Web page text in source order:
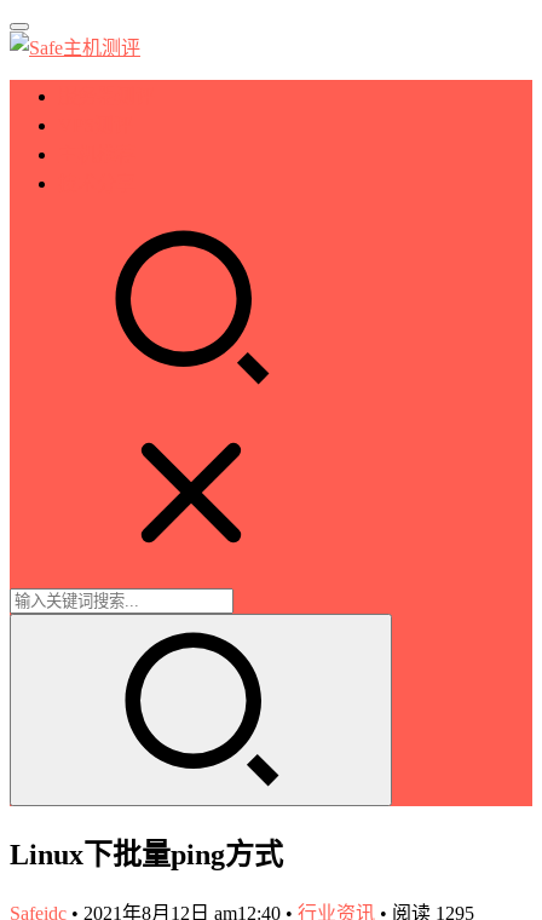
Linux下批量ping方式
Safeidc • 2021年8月12日 am12:40 • 行业资讯 • 阅读 1295